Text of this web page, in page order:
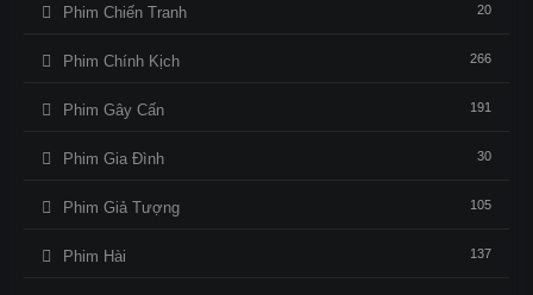
Phim Chiến Tranh 20
Phim Chính Kịch 266
Phim Gây Cấn 191
Phim Gia Đình 30
Phim Giả Tượng 105
Phim Hài 137